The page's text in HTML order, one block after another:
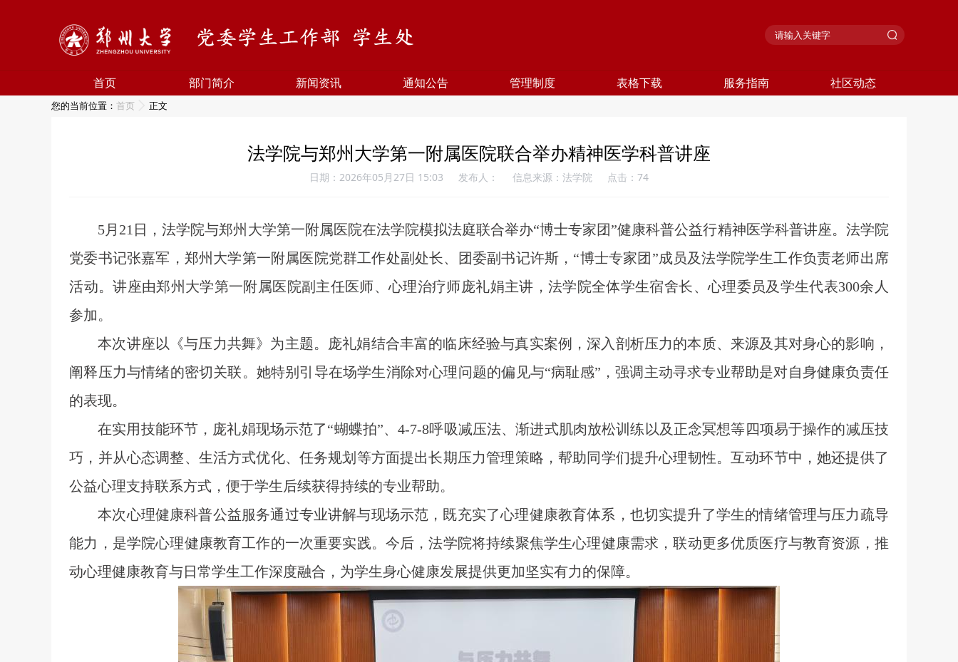
首页 部门简介 新闻资讯 通知公告 管理制度 表格下载 服务指南 社区动态
您的当前位置： 首页 正文
法学院与郑州大学第一附属医院联合举办精神医学科普讲座
日期：2026年05月27日 15:03 发布人： 信息来源：法学院 点击：74
5月21日，法学院与郑州大学第一附属医院在法学院模拟法庭联合举办“博士专家团”健康科普公益行精神医学科普讲座。法学院
党委书记张嘉军，郑州大学第一附属医院党群工作处副处长、团委副书记许斯， “博士专家团”成员及法学院学生工作负责老师出席
活动。讲座由郑州大学第一附属医院副主任医师、心理治疗师庞礼娟主讲，法学院全体学生宿舍长、心理委员及学生代表300余人
参加。
本次讲座以《与压力共舞》为主题。庞礼娟结合丰富的临床经验与真实案例，深入剖析压力的本质、来源及其对身心的影响，
阐释压力与情绪的密切关联。她特别引导在场学生消除对心理问题的偏见与“病耻感”，强调主动寻求专业帮助是对自身健康负责任
的表现。
在实用技能环节，庞礼娟现场示范了“蝴蝶拍”、4-7-8呼吸减压法、渐进式肌肉放松训练以及正念冥想等四项易于操作的减压技
巧，并从心态调整、生活方式优化、任务规划等方面提出长期压力管理策略，帮助同学们提升心理韧性。互动环节中，她还提供了
公益心理支持联系方式，便于学生后续获得持续的专业帮助。
本次心理健康科普公益服务通过专业讲解与现场示范， 既充实了心理健康教育体系，也切实提升了学生的情绪管理与压力疏导
能力， 是学院心理健康教育工作的一次重要实践。今后 ，法学院将持续聚焦学生心理健康需求，联动更多优质医疗与教育资源，推
动心理健康教育与日常学生工作深度融合，为学生身心健康发展提供更加坚实有力的保障。